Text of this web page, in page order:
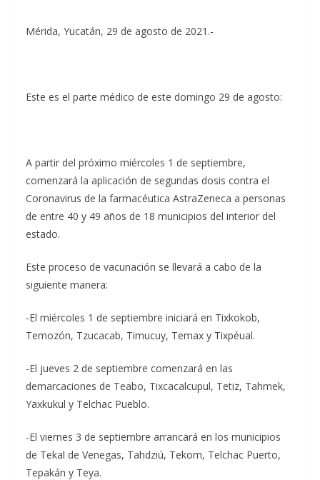
Mérida, Yucatán, 29 de agosto de 2021.-
Este es el parte médico de este domingo 29 de agosto:
A partir del próximo miércoles 1 de septiembre,
comenzará la aplicación de segundas dosis contra el
Coronavirus de la farmacéutica AstraZeneca a personas
de entre 40 y 49 años de 18 municipios del interior del
estado.
Este proceso de vacunación se llevará a cabo de la
siguiente manera:
-El miércoles 1 de septiembre iniciará en Tixkokob,
Temozón, Tzucacab, Timucuy, Temax y Tixpéual.
-El jueves 2 de septiembre comenzará en las
demarcaciones de Teabo, Tixcacalcupul, Tetiz, Tahmek,
Yaxkukul y Telchac Pueblo.
-El viernes 3 de septiembre arrancará en los municipios
de Tekal de Venegas, Tahdziú, Tekom, Telchac Puerto,
Tepakán y Teya.